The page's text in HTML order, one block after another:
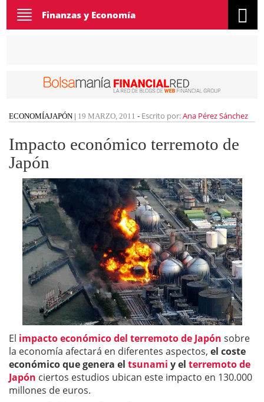
Toggle
navigation
Finanzas y Economía
ECONOMÍAJAPÓN | 19 MARZO, 2011 - Escrito por:Ana Pérez Sánchez
Impacto económico terremoto de
Japón
El impacto económico del terremoto de Japón sobre
la economía afectará en diferentes aspectos, el coste
económico que genera el tsunami y el terremoto de
Japón ciertos estudios ubican este impacto en 130.000
millones de euros.